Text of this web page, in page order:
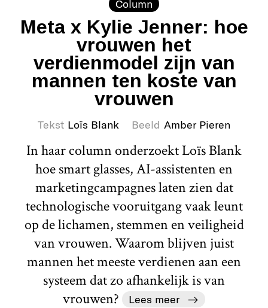
Column
Meta x Kylie Jenner: hoe
vrouwen het
verdienmodel zijn van
mannen ten koste van
vrouwen
Tekst Loïs Blank Beeld Amber Pieren
In haar column onderzoekt Loïs Blank
hoe smart glasses, AI-assistenten en
marketingcampagnes laten zien dat
technologische vooruitgang vaak leunt
op de lichamen, stemmen en veiligheid
van vrouwen. Waarom blijven juist
mannen het meeste verdienen aan een
systeem dat zo afhankelijk is van
vrouwen?
Lees meer